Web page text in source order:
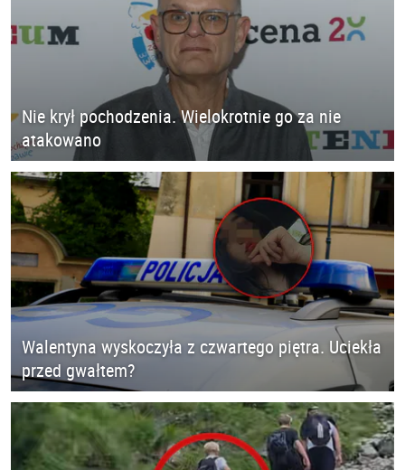
Nie krył pochodzenia. Wielokrotnie go za nie
atakowano
Walentyna wyskoczyła z czwartego piętra. Uciekła
przed gwałtem?